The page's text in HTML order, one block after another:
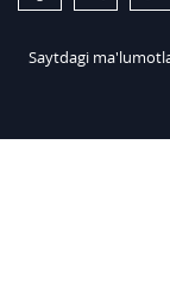
Saytdagi